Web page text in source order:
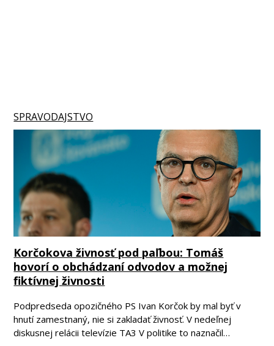
SPRAVODAJSTVO
Korčokova živnosť pod paľbou: Tomáš
hovorí o obchádzaní odvodov a možnej
fiktívnej živnosti
Podpredseda opozičného PS Ivan Korčok by mal byť v
hnutí zamestnaný, nie si zakladať živnosť. V nedeľnej
diskusnej relácii televízie TA3 V politike to naznačil…